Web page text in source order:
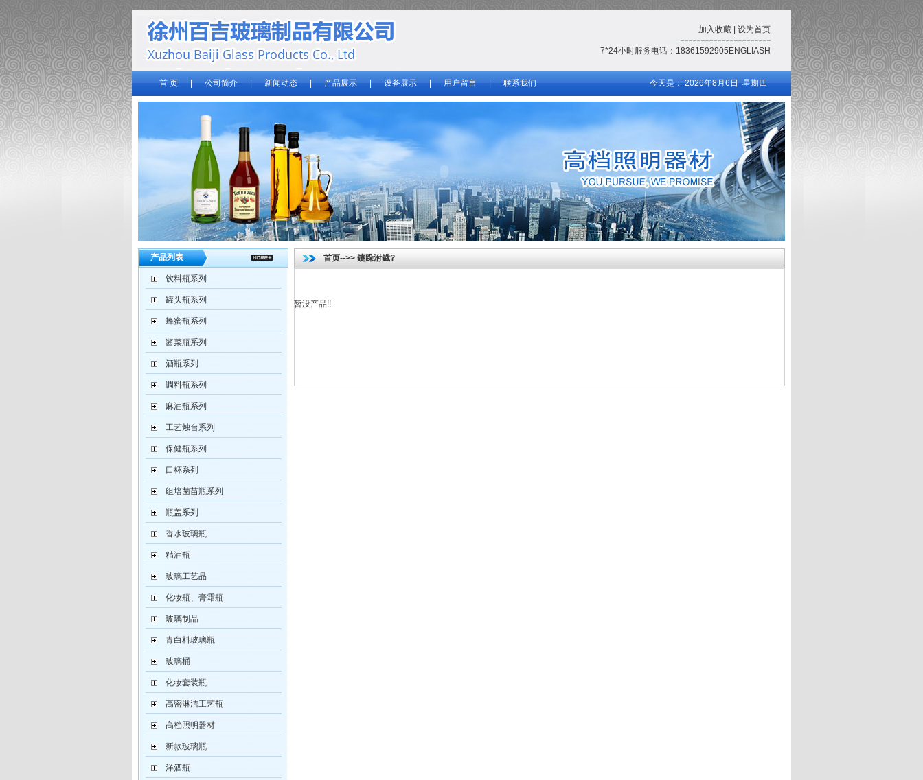
加入收藏 | 设为首页
7*24小时服务电话：18361592905 ENGLIASH
首 页 | 公司简介 | 新闻动态 | 产品展示|设备展示|用户留言|联系我们 今天是：2026年8月6日 星期四
产品列表
饮料瓶系列
罐头瓶系列
蜂蜜瓶系列
酱菜瓶系列
酒瓶系列
调料瓶系列
麻油瓶系列
工艺烛台系列
保健瓶系列
口杯系列
组培菌苗瓶系列
瓶盖系列
香水玻璃瓶
精油瓶
玻璃工艺品
化妆瓶、膏霜瓶
玻璃制品
青白料玻璃瓶
玻璃桶
化妆套装瓶
高密淋洁工艺瓶
高档照明器材
新款玻璃瓶
洋酒瓶
首页-->> 鑳跺泭鐡?
暂没产品!!